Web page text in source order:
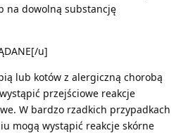
na dowolną substancję
u]
lub kotów z alergiczną chorobą
przejściowe reakcje
W bardzo rzadkich przypadkach
mogą wystąpić reakcje skórne